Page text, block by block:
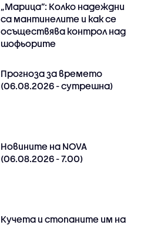
„Марица”: Колко надеждни
са мантинелите и как се
осъществява контрол над
шофьорите
Прогноза за времето
(06.08.2026 - сутрешна)
Новините на NOVA
(06.08.2026 - 7.00)
Кучета и стопаните им на